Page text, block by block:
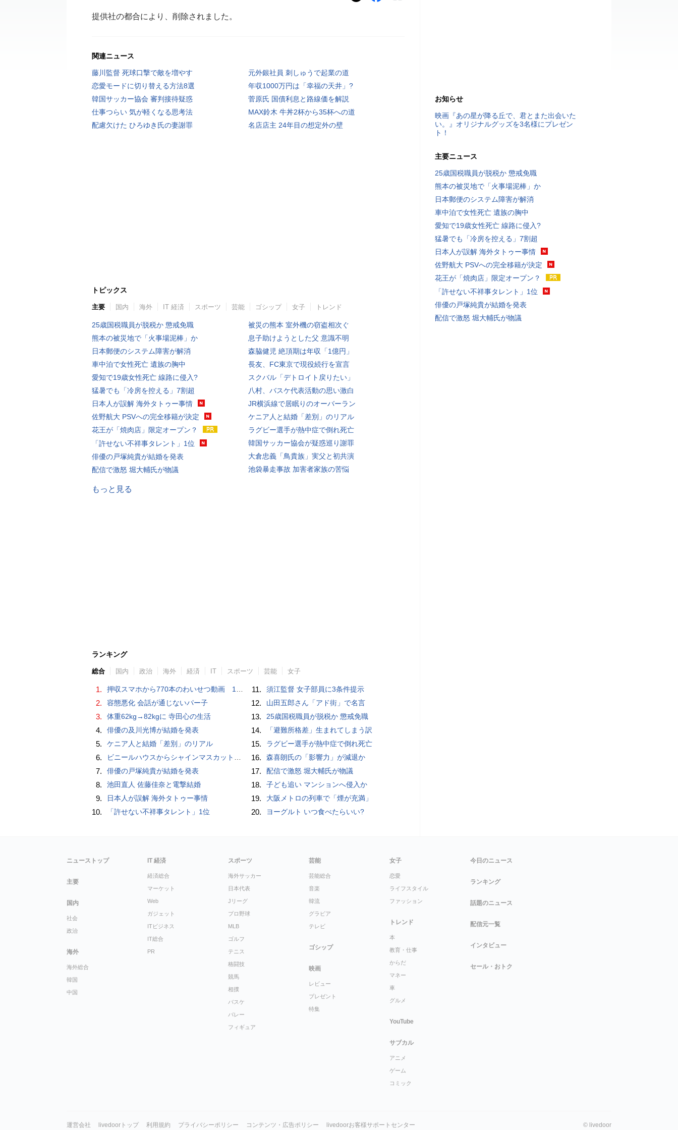
提供社の都合により、削除されました。
関連ニュース
藤川監督 死球口撃で敵を増やす
元外銀社員 刺しゅうで起業の道
恋愛モードに切り替える方法8選
年収1000万円は「幸福の天井」?
韓国サッカー協会 審判接待疑惑
菅原氏 国債利息と路線価を解説
仕事つらい 気が軽くなる思考法
MAX鈴木 牛丼2杯から35杯への道
配慮欠けた ひろゆき氏の妻謝罪
名店店主 24年目の想定外の壁
トピックス
主要 国内 海外 IT 経済 スポーツ 芸能 ゴシップ 女子 トレンド
25歳国税職員が脱税か 懲戒免職
熊本の被災地で「火事場泥棒」か
日本郵便のシステム障害が解消
車中泊で女性死亡 遺族の胸中
愛知で19歳女性死亡 線路に侵入?
猛暑でも「冷房を控える」7割超
日本人が誤解 海外タトゥー事情
佐野航大 PSVへの完全移籍が決定
花王が「焼肉店」限定オープン？
「許せない不祥事タレント」1位
俳優の戸塚純貴が結婚を発表
配信で激怒 堀大輔氏が物議
被災の熊本 室外機の窃盗相次ぐ
息子助けようとした父 意識不明
森脇健児 絶頂期は年収「1億円」
長友、FC東京で現役続行を宣言
スクバル「デトロイト戻りたい」
八村、バスケ代表活動の思い激白
JR横浜線で居眠りのオーバーラン
ケニア人と結婚「差別」のリアル
ラグビー選手が熱中症で倒れ死亡
韓国サッカー協会が疑惑巡り謝罪
大倉忠義「鳥貴族」実父と初共演
池袋暴走事故 加害者家族の苦悩
もっと見る
ランキング
総合 国内 政治 海外 経済 IT スポーツ 芸能 女子
1. 押収スマホから770本のわいせつ動画 15歳少女に酒と薬飲ませ性的暴行か 54歳男を再逮捕 「薬もありますよ」とSNSで誘い出し
2. 容態悪化 会話が通じないパー子
3. 体重62kg→82kgに 寺田心の生活
4. 俳優の及川光博が結婚を発表
5. ケニア人と結婚「差別」のリアル
6. ビニールハウスからシャインマスカット約200房を盗んだ疑い ネットで販売か 無職の男（42）逮捕 岡山県警
7. 俳優の戸塚純貴が結婚を発表
8. 池田直人 佐藤佳奈と電撃結婚
9. 日本人が誤解 海外タトゥー事情
10. 「許せない不祥事タレント」1位
11. 須江監督 女子部員に3条件提示
12. 山田五郎さん「アド街」で名言
13. 25歳国税職員が脱税か 懲戒免職
14. 「避難所格差」生まれてしまう訳
15. ラグビー選手が熱中症で倒れ死亡
16. 森喜朗氏の「影響力」が減退か
17. 配信で激怒 堀大輔氏が物議
18. 子ども追い マンションへ侵入か
19. 大阪メトロの列車で「煙が充満」
20. ヨーグルト いつ食べたらいい?
お知らせ
映画『あの星が降る丘で、君とまた出会いた
い。』オリジナルグッズを3名様にプレゼン
ト！
主要ニュース
25歳国税職員が脱税か 懲戒免職
熊本の被災地で「火事場泥棒」か
日本郵便のシステム障害が解消
車中泊で女性死亡 遺族の胸中
愛知で19歳女性死亡 線路に侵入?
猛暑でも「冷房を控える」7割超
日本人が誤解 海外タトゥー事情
佐野航大 PSVへの完全移籍が決定
花王が「焼肉店」限定オープン？
「許せない不祥事タレント」1位
俳優の戸塚純貴が結婚を発表
配信で激怒 堀大輔氏が物議
ニューストップ
主要
国内
社会
政治
海外
海外総合
韓国
中国
IT 経済
経済総合
マーケット
Web
ガジェット
ITビジネス
IT総合
PR
スポーツ
海外サッカー
日本代表
Jリーグ
プロ野球
MLB
ゴルフ
テニス
格闘技
競馬
相撲
バスケ
バレー
フィギュア
芸能
芸能総合
音楽
韓流
グラビア
テレビ
ゴシップ
映画
レビュー
プレゼント
特集
女子
恋愛
ライフスタイル
ファッション
トレンド
本
教育・仕事
からだ
マネー
車
グルメ
YouTube
サブカル
アニメ
ゲーム
コミック
今日のニュース
ランキング
話題のニュース
配信元一覧
インタビュー
セール・おトク
運営会社 livedoorトップ 利用規約 プライバシーポリシー コンテンツ・広告ポリシー livedoorお客様サポートセンター © livedoor